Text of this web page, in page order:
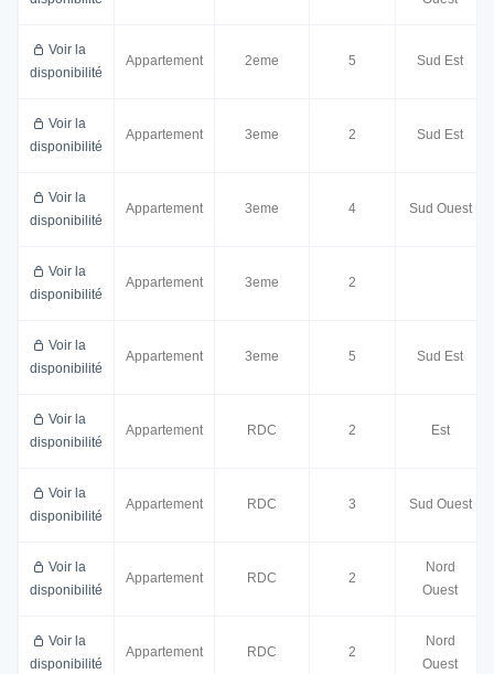
Voir la
disponibilité
Appartement 2eme 5 Sud Est
Voir la
disponibilité
Appartement 3eme 2 Sud Est
Voir la
disponibilité
Appartement 3eme 4 Sud Ouest
Voir la
disponibilité
Appartement 3eme 2
Voir la
disponibilité
Appartement 3eme 5 Sud Est
Voir la
disponibilité
Appartement RDC 2 Est
Voir la
disponibilité
Appartement RDC 3 Sud Ouest
Voir la
disponibilité
Appartement RDC 2
Nord
Ouest
Voir la
disponibilité
Appartement RDC 2
Nord
Ouest